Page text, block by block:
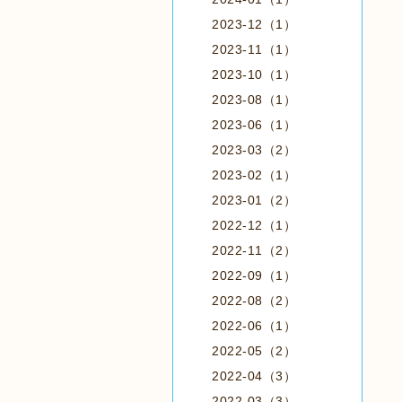
2023-12（1）
2023-11（1）
2023-10（1）
2023-08（1）
2023-06（1）
2023-03（2）
2023-02（1）
2023-01（2）
2022-12（1）
2022-11（2）
2022-09（1）
2022-08（2）
2022-06（1）
2022-05（2）
2022-04（3）